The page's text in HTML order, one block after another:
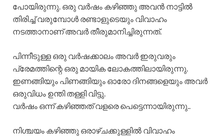
പോയിരുന്നു. ഒരു വർഷം കഴിഞ്ഞു അവൻ നാട്ടിൽ
തിരിച്ച് വരുമ്പോൾ രണ്ടാളുടെയും വിവാഹം
നടത്താനാണ് അവർ തീരുമാനിച്ചിരുന്നത്.
പിന്നീടുള്ള ഒരു വർഷക്കാലം അവർ ഇരുവരും
പ്രേമത്തിന്റെ ഒരു മായിക ലോകത്തിലായിരുന്നു.
ഇണങ്ങിയും പിണങ്ങിയും ഓരോ ദിനങ്ങളെയും അവർ
ഒരുവിധം ഉന്തി തള്ളി വിട്ടു.
വർഷം ഒന്ന് കഴിഞ്ഞത് വളരെ പെട്ടെന്നായിരുന്നു..
നിശ്ചയം കഴിഞ്ഞു ഒരാഴ്ചക്കുള്ളിൽ വിവാഹം